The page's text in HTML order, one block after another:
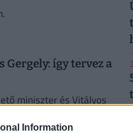
Information
így tervez a
miniszter és Vitályos